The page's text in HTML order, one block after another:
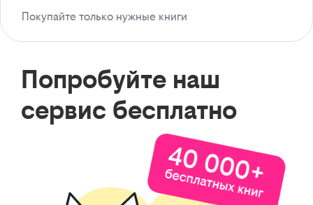
Покупайте только нужные книги
Попробуйте наш
сервис бесплатно